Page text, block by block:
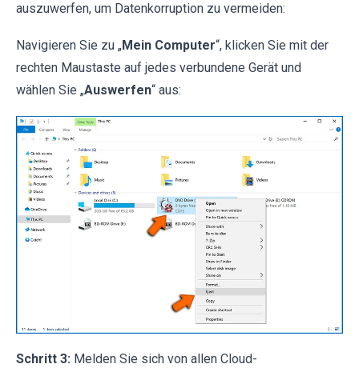
auszuwerfen, um Datenkorruption zu vermeiden:
Navigieren Sie zu „Mein Computer“, klicken Sie mit der
rechten Maustaste auf jedes verbundene Gerät und
wählen Sie „Auswerfen“ aus:
Schritt 3: Melden Sie sich von allen Cloud-